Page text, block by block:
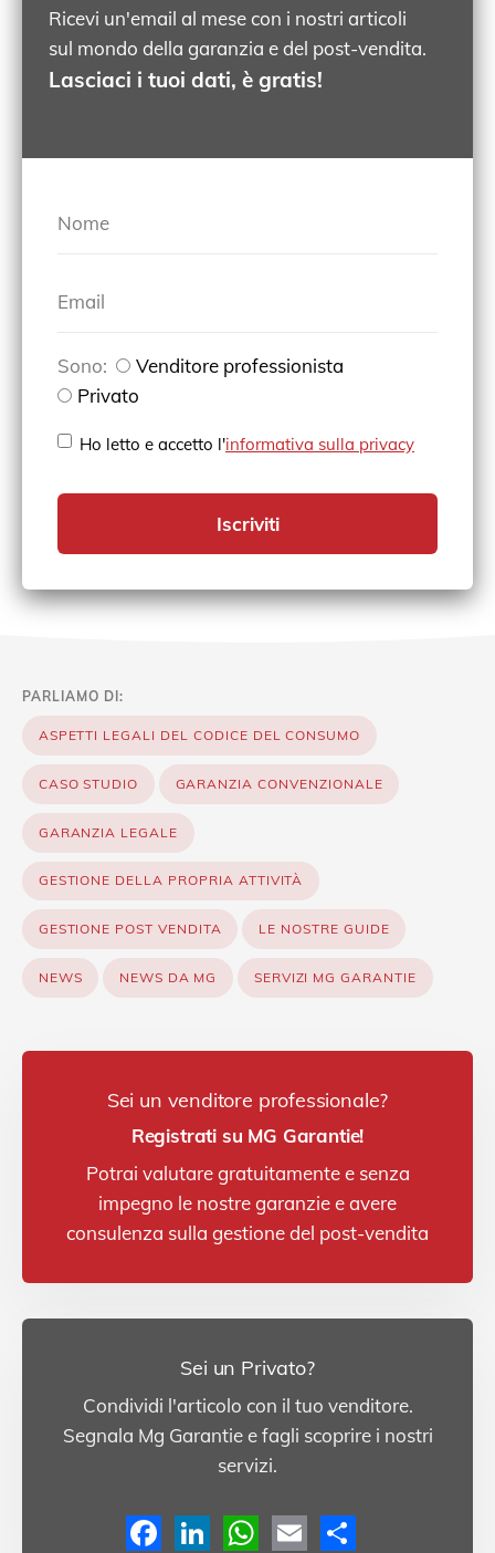
Ricevi un'email al mese con i nostri articoli
sul mondo della garanzia e del post-vendita.
Lasciaci i tuoi dati, è gratis!
Nome
Email
Sono:
Venditore professionista
Privato
Ho letto e accetto l'informativa sulla privacy
Iscriviti
PARLIAMO DI:
ASPETTI LEGALI DEL CODICE DEL CONSUMO
CASO STUDIO GARANZIA CONVENZIONALE
GARANZIA LEGALE
GESTIONE DELLA PROPRIA ATTIVITÀ
GESTIONE POST VENDITA LE NOSTRE GUIDE
NEWS NEWS DA MG SERVIZI MG GARANTIE
Sei un venditore professionale?
Registrati su MG Garantie!
Potrai valutare gratuitamente e senza
impegno le nostre garanzie e avere
consulenza sulla gestione del post-vendita
Sei un Privato?
Condividi l'articolo con il tuo venditore.
Segnala Mg Garantie e fagli scoprire i nostri
servizi.